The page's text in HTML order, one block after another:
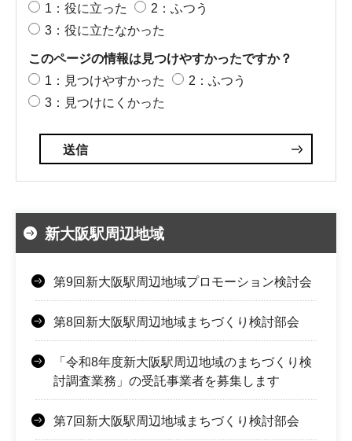
1：役に立った
2：ふつう
3：役に立たなかった
このページの情報は見つけやすかったですか？
1：見つけやすかった
2：ふつう
3：見つけにくかった
新大阪駅周辺地域
第9回新大阪駅周辺地域プロモーション検討会
第8回新大阪駅周辺地域まちづくり検討部会
「令和8年度新大阪駅周辺地域のまちづくり検
討調査業務」の受託事業者を募集します
第7回新大阪駅周辺地域まちづくり検討部会